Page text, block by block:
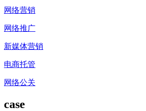
网络营销
网络推广
新媒体营销
电商托管
网络公关
case